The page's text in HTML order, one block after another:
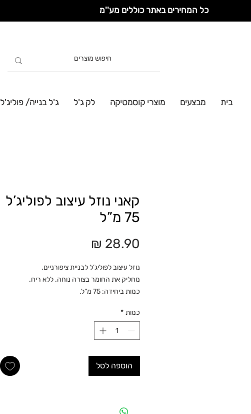
כל המחירים באתר כוללים מע''מ
בית מבצעים מוצרי קוסמטיקה לק ג'ל ג'ל בנייה/ פוליג'ל
קאני נוזל עיצוב לפוליג’ל
75 מ”ל
נוזל עיצוב לפוליג’ל לבניית ציפורניים.
מחליק את החומר בצורה נוחה. ללא ריח.
כמות ביחידה: 75 מ"ל.
כמות *
הוספה לסל